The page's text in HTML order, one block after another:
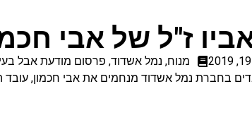
ז"ל של אבי
מנוח, נמל אשדוד, פרסום מודעת אבל
בחברת נמל אשדוד מנחמים את אבי חכמון,